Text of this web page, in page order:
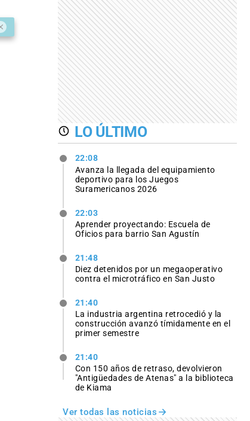
LO ÚLTIMO
22:08
Avanza la llegada del equipamiento
deportivo para los Juegos
Suramericanos 2026
22:03
Aprender proyectando: Escuela de
Oficios para barrio San Agustín
21:48
Diez detenidos por un megaoperativo
contra el microtráfico en San Justo
21:40
La industria argentina retrocedió y la
construcción avanzó tímidamente en el
primer semestre
21:40
Con 150 años de retraso, devolvieron
"Antigüedades de Atenas" a la biblioteca
de Kiama
Ver todas las noticias